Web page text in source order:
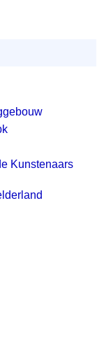
Kunstenaars